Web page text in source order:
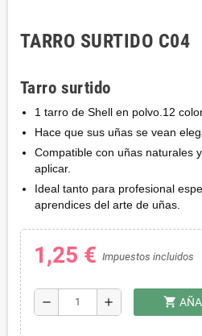
TARRO SURTIDO C04
Tarro surtido
1 tarro de Shell en polvo.12
Hace que sus uñas se vean
Compatible con uñas naturales
aplicar.
Ideal tanto para profesional
aprendices del arte de uñas.
1,25 € Impuestos incluidos
remove add shopping_cart